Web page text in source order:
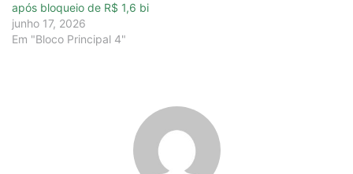
após bloqueio de R$ 1,6 bi
junho 17, 2026
Em "Bloco Principal 4"